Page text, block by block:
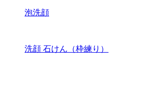
泡洗顔
洗顔 石けん（枠練り）